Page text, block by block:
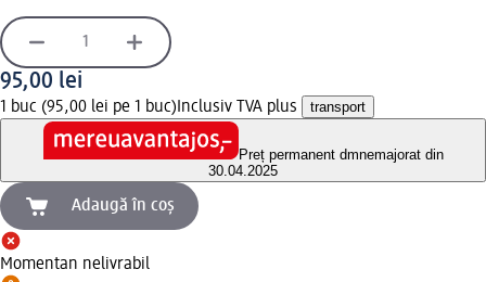
95,00 lei
1 buc (95,00 lei pe 1 buc) Inclusiv TVA plus transport
Preț permanent dmnemajorat din
30.04.2025
Adaugă în coș
Momentan nelivrabil